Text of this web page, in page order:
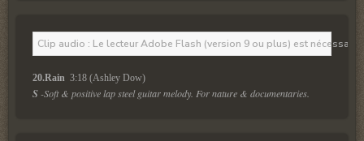
Clip audio : Le lecteur Adobe Flash (version 9 ou plus) est
20.Rain 3:18 (Ashley Dow)
S -Soft & positive lap steel guitar melody. For nature & documentaries.